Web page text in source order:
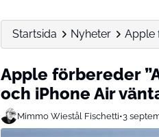
Startsida Nyheter Apple
Apple förbereder
och iPhone Air
Mimmo Wiestål Fischetti•3